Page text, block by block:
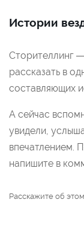
Истории
Сторителлинг
рассказать в
составляющих
А сейчас
увидели,
впечатлением.
напишите в
Расскажите об